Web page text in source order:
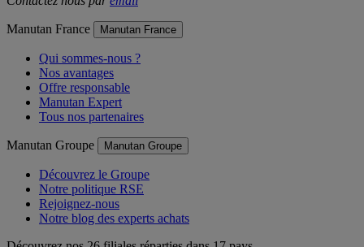
Manutan France Manutan France
Qui sommes-nous ?
Nos avantages
Offre responsable
Manutan Expert
Tous nos partenaires
Manutan Groupe Manutan Groupe
Découvrez le Groupe
Notre politique RSE
Rejoignez-nous
Notre blog des experts achats